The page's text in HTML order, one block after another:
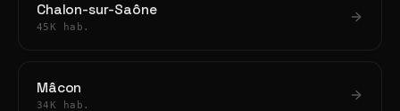
Chalon-sur-Saône
45K hab.
Mâcon
34K hab.